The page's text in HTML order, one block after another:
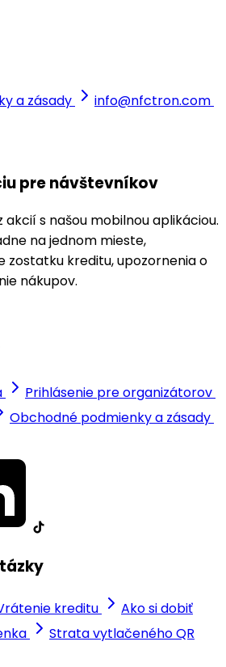
a zásady info@nfctron.com
pre návštevníkov
akcií s našou mobilnou aplikáciou.
na jednom mieste,
zostatku kreditu, upozornenia o
nákupov.
Prihlásenie pre organizátorov
Obchodné podmienky a zásady
kreditu
Ako si dobiť
Strata vytlačeného QR